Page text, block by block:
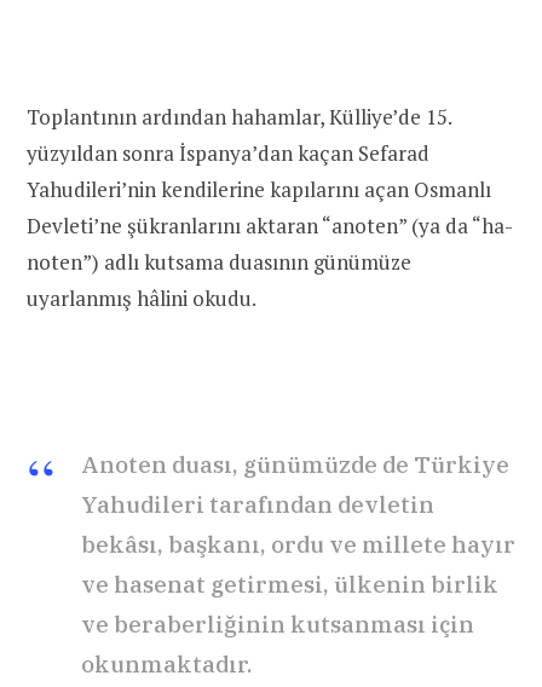
Toplantının ardından hahamlar, Külliye’de 15.
yüzyıldan sonra İspanya’dan kaçan Sefarad
Yahudileri’nin kendilerine kapılarını açan Osmanlı
Devleti’ne şükranlarını aktaran “anoten” (ya da “ha-
noten”) adlı kutsama duasının günümüze
uyarlanmış hâlini okudu.
Anoten duası, günümüzde de Türkiye
Yahudileri tarafından devletin
bekâsı, başkanı, ordu ve millete hayır
ve hasenat getirmesi, ülkenin birlik
ve beraberliğinin kutsanması için
okunmaktadır.